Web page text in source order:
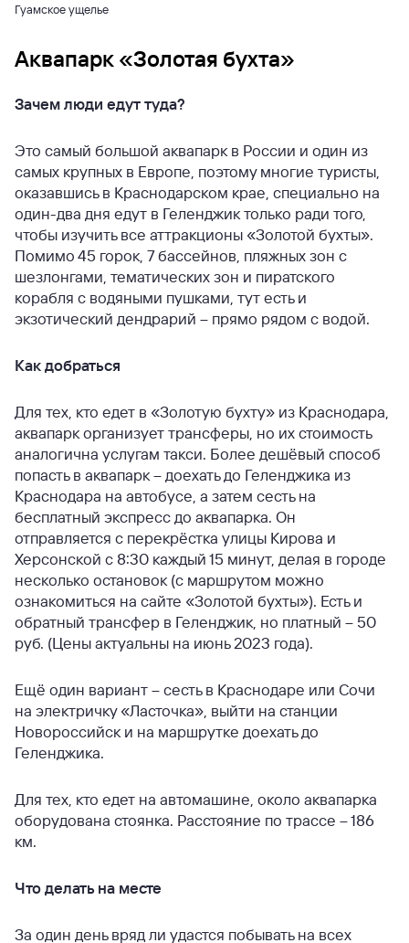
Гуамское ущелье
Аквапарк «Золотая бухта»
Зачем люди едут туда?
Это самый большой аквапарк в России и один из
самых крупных в Европе, поэтому многие туристы,
оказавшись в Краснодарском крае, специально на
один-два дня едут в Геленджик только ради того,
чтобы изучить все аттракционы «Золотой бухты».
Помимо 45 горок, 7 бассейнов, пляжных зон с
шезлонгами, тематических зон и пиратского
корабля с водяными пушками, тут есть и
экзотический дендрарий – прямо рядом с водой.
Как добраться
Для тех, кто едет в «Золотую бухту» из Краснодара,
аквапарк организует трансферы, но их стоимость
аналогична услугам такси. Более дешёвый способ
попасть в аквапарк – доехать до Геленджика из
Краснодара на автобусе, а затем сесть на
бесплатный экспресс до аквапарка. Он
отправляется с перекрёстка улицы Кирова и
Херсонской с 8:30 каждый 15 минут, делая в городе
несколько остановок (с маршрутом можно
ознакомиться на сайте «Золотой бухты»). Есть и
обратный трансфер в Геленджик, но платный – 50
руб. (Цены актуальны на июнь 2023 года).
Ещё один вариант – сесть в Краснодаре или Сочи
на электричку «Ласточка», выйти на станции
Новороссийск и на маршрутке доехать до
Геленджика.
Для тех, кто едет на автомашине, около аквапарка
оборудована стоянка. Расстояние по трассе – 186
км.
Что делать на месте
За один день вряд ли удастся побывать на всех